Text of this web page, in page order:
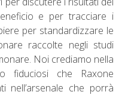
e per tracciare i
per standardizzare le
raccolte negli studi
Noi crediamo nella
fiduciosi che Raxone
nell’arsenale che porrà